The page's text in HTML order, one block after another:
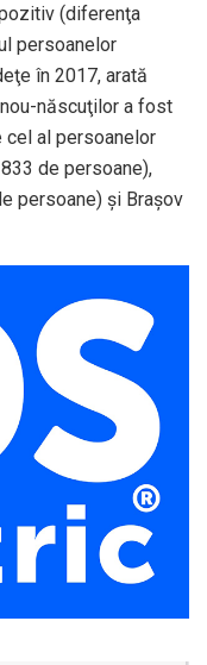
(diferenţa
persoanelor
în 2017, arată
născuţilor a fost
cel al persoanelor
de persoane),
persoane) şi Braşov